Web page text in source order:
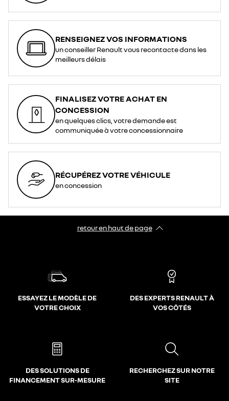
RENSEIGNEZ VOS INFORMATIONS
un conseiller Renault vous recontacte dans les
meilleurs délais
FINALISEZ VOTRE ACHAT EN
CONCESSION
en quelques clics, votre demande est
communiquée à votre concessionnaire
RÉCUPÉREZ VOTRE VÉHICULE
en concession
retour en haut de page​
ESSAYEZ LE MODÈLE DE
VOTRE CHOIX
DES EXPERTS RENAULT À
VOS CÔTÉS
DES SOLUTIONS DE
FINANCEMENT SUR-MESURE
RECHERCHEZ SUR NOTRE
SITE